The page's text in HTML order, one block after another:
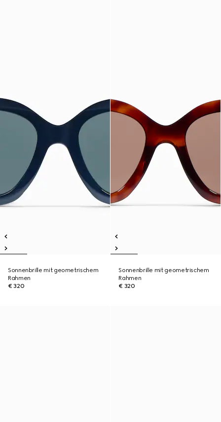
Sonnenbrille mit geometrischem
Rahmen
€ 320
Sonnenbrille mit geometrischem
Rahmen
€ 320